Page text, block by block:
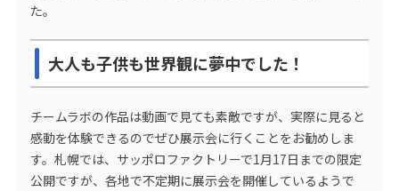
た。
大人も子供も世界観に夢中でした！
チームラボの作品は動画で見ても素敵ですが、実際に見ると
感動を体験できるのでぜひ展示会に行くことをお勧めしま
す。札幌では、サッポロファクトリーで1月17日までの限定
公開ですが、各地で不定期に展示会を開催しているようで